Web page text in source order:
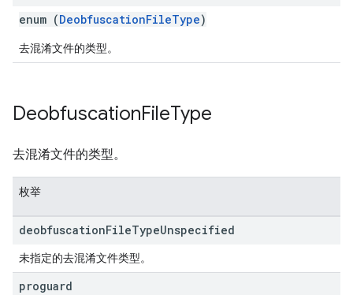
enum (DeobfuscationFileType)
去混淆文件的类型。
DeobfuscationFileType
去混淆文件的类型。
枚举
deobfuscationFileTypeUnspecified
未指定的去混淆文件类型。
proguard